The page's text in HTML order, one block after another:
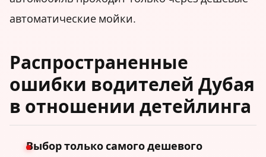
автоматические мойки.
Распространенные
ошибки водителей Дубая
в отношении детейлинга
Выбор только самого дешевого